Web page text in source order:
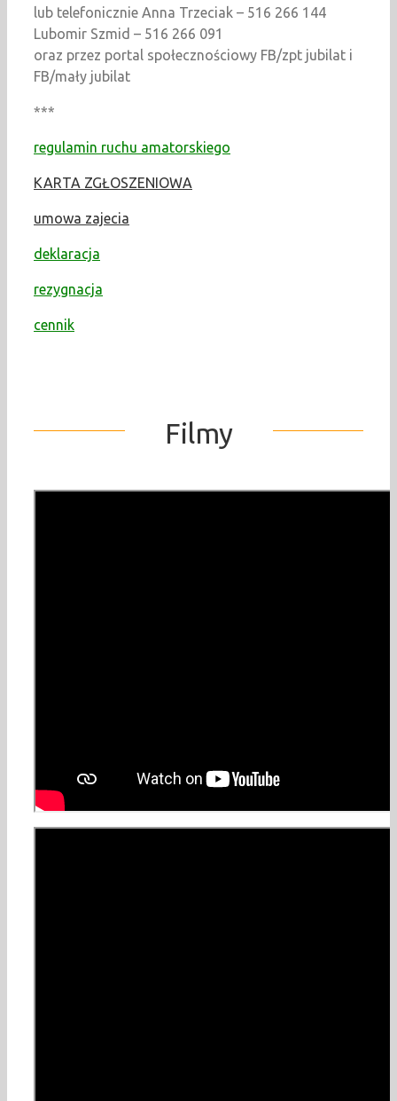
lub telefonicznie Anna Trzeciak – 516 266 144
Lubomir Szmid – 516 266 091
oraz przez portal społecznościowy FB/zpt jubilat i
FB/mały jubilat
***
regulamin ruchu amatorskiego
KARTA ZGŁOSZENIOWA
umowa zajecia
deklaracja
rezygnacja
cennik
Filmy